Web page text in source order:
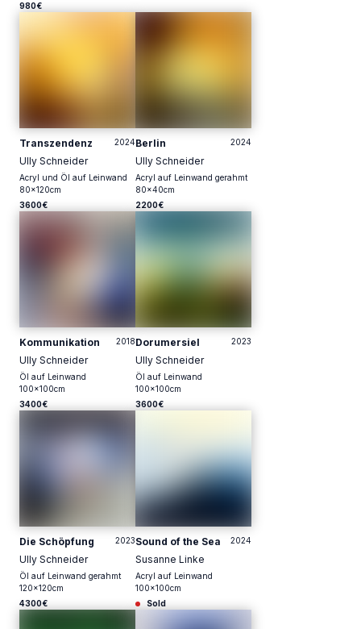
980€
Transzendenz 2024
Ully Schneider
Acryl und Öl auf Leinwand
80x120cm
3600€
Berlin 2024
Ully Schneider
Acryl auf Leinwand gerahmt
80x40cm
2200€
Kommunikation 2018
Ully Schneider
Öl auf Leinwand
100x100cm
3400€
Dorumersiel 2023
Ully Schneider
Öl auf Leinwand
100x100cm
3600€
Die Schöpfung 2023
Ully Schneider
Öl auf Leinwand gerahmt
120x120cm
4300€
Sound of the Sea 2024
Susanne Linke
Acryl auf Leinwand
100x100cm
Sold